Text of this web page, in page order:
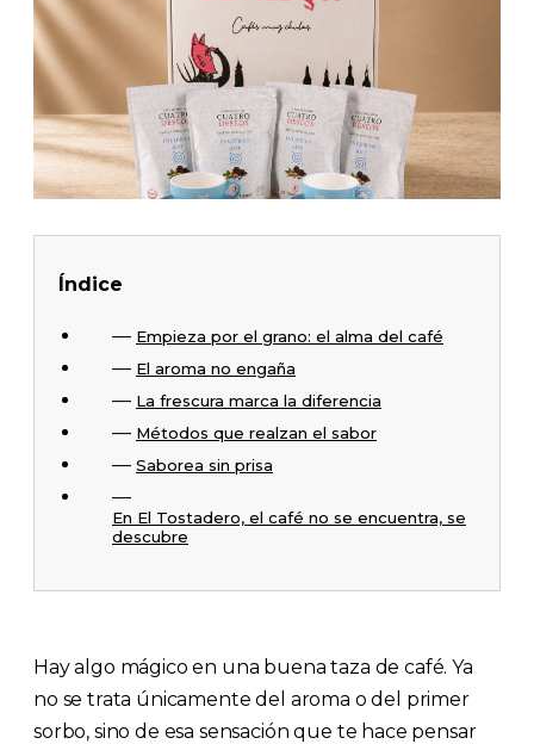
Índice
Empieza por el grano: el alma del café
El aroma no engaña
La frescura marca la diferencia
Métodos que realzan el sabor
Saborea sin prisa
En El Tostadero, el café no se encuentra, se
descubre
Hay algo mágico en una buena taza de café. Ya
no se trata únicamente del aroma o del primer
sorbo, sino de esa sensación que te hace pensar